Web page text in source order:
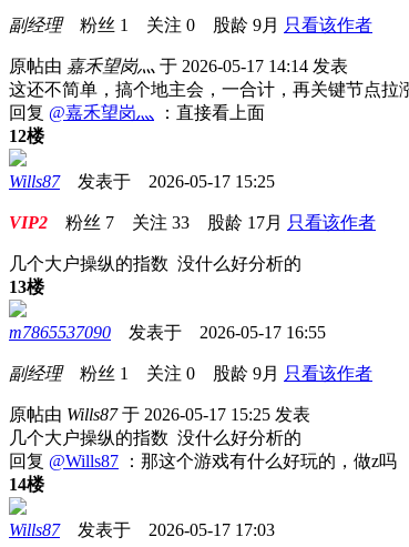
副经理粉丝 1 关注 0 股龄 9月 只看该作者
原帖由 嘉禾望岗灬 于 2026-05-17 14:14 发表
这还不简单，搞个地主会，一合计，再关键节点拉
回复 @嘉禾望岗灬 ：直接看上面
12楼
Wills87发表于 2026-05-17 15:25
VIP2 粉丝 7 关注 33 股龄 17月 只看该作者
几个大户操纵的指数 没什么好分析的
13楼
m7865537090 发表于 2026-05-17 16:55
副经理粉丝 1 关注 0 股龄 9月 只看该作者
原帖由 Wills87于 2026-05-17 15:25 发表
几个大户操纵的指数 没什么好分析的
回复 @Wills87 ：那这个游戏有什么好玩的，做z吗
14楼
Wills87发表于 2026-05-17 17:03